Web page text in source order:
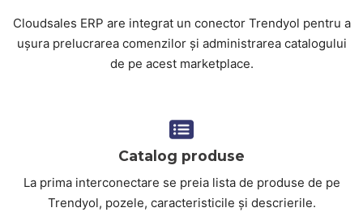
Cloudsales ERP are integrat un conector Trendyol pentru a
ușura prelucrarea comenzilor și administrarea catalogului
de pe acest marketplace.
Catalog produse
La prima interconectare se preia lista de produse de pe
Trendyol, pozele, caracteristicile și descrierile.